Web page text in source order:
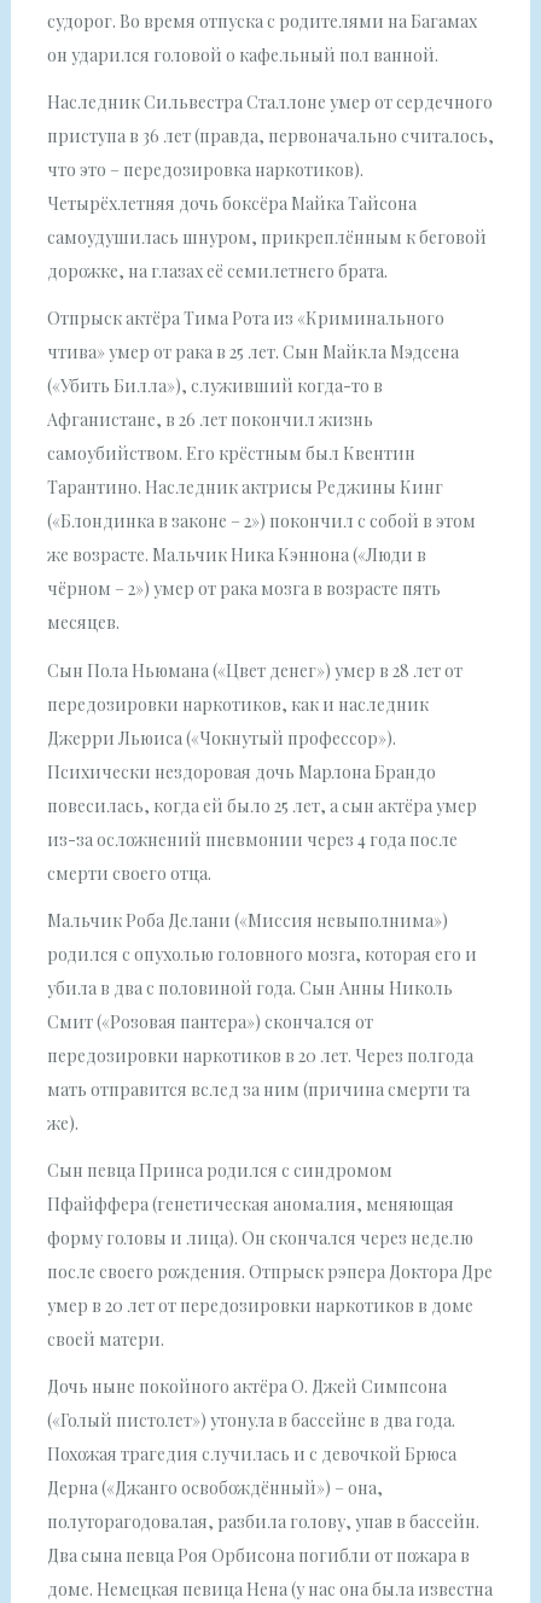
судорог. Во время отпуска с родителями на Багамах
он ударился головой о кафельный пол ванной.
Наследник Сильвестра Сталлоне умер от сердечного
приступа в 36 лет (правда, первоначально считалось,
что это – передозировка наркотиков).
Четырёхлетняя дочь боксёра Майка Тайсона
самоудушилась шнуром, прикреплённым к беговой
дорожке, на глазах её семилетнего брата.
Отпрыск актёра Тима Рота из «Криминального
чтива» умер от рака в 25 лет. Сын Майкла Мэдсена
(«Убить Билла»), служивший когда-то в
Афганистане, в 26 лет покончил жизнь
самоубийством. Его крёстным был Квентин
Тарантино. Наследник актрисы Реджины Кинг
(«Блондинка в законе – 2») покончил с собой в этом
же возрасте. Мальчик Ника Кэннона («Люди в
чёрном – 2») умер от рака мозга в возрасте пять
месяцев.
Сын Пола Ньюмана («Цвет денег») умер в 28 лет от
передозировки наркотиков, как и наследник
Джерри Льюиса («Чокнутый профессор»).
Психически нездоровая дочь Марлона Брандо
повесилась, когда ей было 25 лет, а сын актёра умер
из-за осложнений пневмонии через 4 года после
смерти своего отца.
Мальчик Роба Делани («Миссия невыполнима»)
родился с опухолью головного мозга, которая его и
убила в два с половиной года. Сын Анны Николь
Смит («Розовая пантера») скончался от
передозировки наркотиков в 20 лет. Через полгода
мать отправится вслед за ним (причина смерти та
же).
Сын певца Принса родился с синдромом
Пфайффера (генетическая аномалия, меняющая
форму головы и лица). Он скончался через неделю
после своего рождения. Отпрыск рэпера Доктора Дре
умер в 20 лет от передозировки наркотиков в доме
своей матери.
Дочь ныне покойного актёра О. Джей Симпсона
(«Голый пистолет») утонула в бассейне в два года.
Похожая трагедия случилась и с девочкой Брюса
Дерна («Джанго освобождённый») – она,
полуторагодовалая, разбила голову, упав в бассейн.
Два сына певца Роя Орбисона погибли от пожара в
доме. Немецкая певица Нена (у нас она была известна